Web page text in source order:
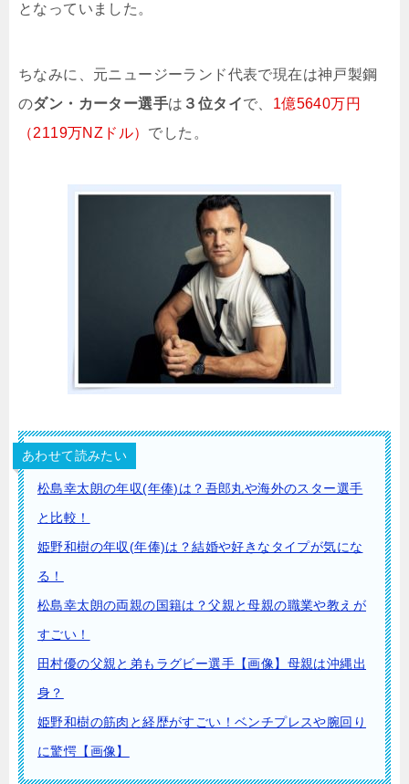
となっていました。
ちなみに、元ニュージーランド代表で現在は神戸製鋼
のダン・カーター選手は ３位タイで、 1億5640万円
（2119万NZドル） でした。
あわせて読みたい
松島幸太朗の年収(年俸)は？吾郎丸や海外のスター選手
と比較！
姫野和樹の年収(年俸)は？結婚や好きなタイプが気にな
る！
松島幸太朗の両親の国籍は？父親と母親の職業や教えが
すごい！
田村優の父親と弟もラグビー選手【画像】母親は沖縄出
身？
姫野和樹の筋肉と経歴がすごい！ベンチプレスや腕回り
に驚愕【画像】